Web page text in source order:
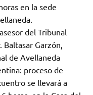
en la sede
del Tribunal
Baltasar Garzón,
de Avellaneda
proceso de
se llevará a